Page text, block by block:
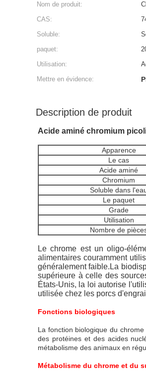
Nom de produit:
CAS:
Soluble:
paquet:
Utilisation:
Mettre en évidence:
Description de produit
Acide aminé chromium
Apparence
Le cas
Acide aminé
Chromium
Soluble dans
Le paquet
Grade
Utilisation
Nombre de
Le chrome est un oligo-
alimentaires couramment
généralement faible.La
supérieure à celle des
États-Unis, la loi autorise
utilisée chez les porcs
Fonctions biologiques
La fonction biologique du
des protéines et des acides
métabolisme des animaux en
Métabolisme du chrome et du